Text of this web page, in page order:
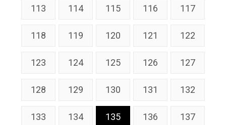
113 114 115 116 117
118 119 120 121 122
123 124 125 126 127
128 129 130 131 132
133 134 135 136 137